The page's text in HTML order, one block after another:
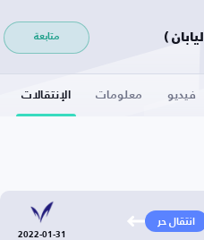
متابعة
فيديو معلومات الإنتقالات
انتقال حر
2022-01-31